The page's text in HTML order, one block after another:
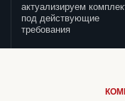
актуализируем
под действующие
требования